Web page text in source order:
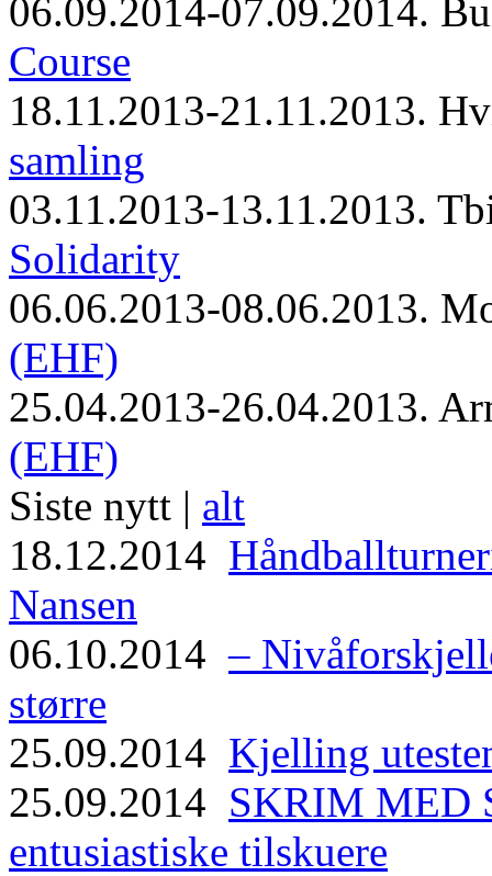
06.09.2014-07.09.2014.
Course
18.11.2013-21.11.2013.
samling
03.11.2013-13.11.2013.
Solidarity
06.06.2013-08.06.2013.
(EHF)
25.04.2013-26.04.2013.
(EHF)
Siste nytt | alt
18.12.2014
Nansen
06.10.2014–
større
25.09.2014 Kjelling
25.09.2014 SKRIM MED
entusiastiske tilskuere